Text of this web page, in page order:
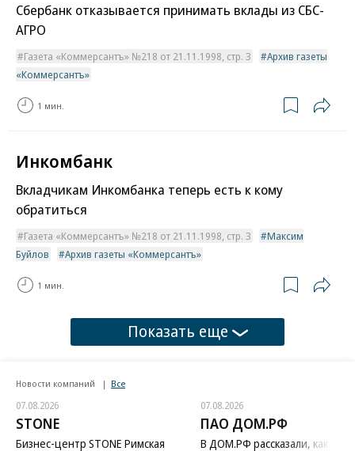
Сбербанк отказывается принимать вклады из СБС-
АГРО
Газета «Коммерсантъ» №218 от 21.11.1998, стр. 3
Архив газеты
«Коммерсантъ»
1 мин.
Инкомбанк
Вкладчикам Инкомбанка теперь есть к кому
обратиться
Газета «Коммерсантъ» №218 от 21.11.1998, стр. 3
Максим
Буйлов
Архив газеты «Коммерсантъ»
1 мин.
Показать еще
Новости компаний Все
07.08.2026
STONE
Бизнес-центр STONE Римская
07.08.2026
ПАО ДОМ.РФ
В ДОМ.РФ рассказали, как